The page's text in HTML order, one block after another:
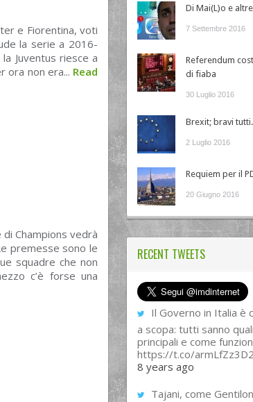
e Fiorentina, voti
la serie a 2016-
Juventus riesce a
ora non era... Read
Champions vedrà
premesse sono le
squadre che non
c’è forse una
Di Mai(L)o e
7 Settembre 2016
Referendum
di fiaba
30 Luglio 2016
Brexit; bravi tutti.
2 Luglio 2016
Requiem per il
20 Giugno 2016
RECENT TWEETS
Il Governo in Italia è
a scopa: tutti sanno
principali e come
https://t.co/armLfZz3D2
8 years ago
Tajani, come